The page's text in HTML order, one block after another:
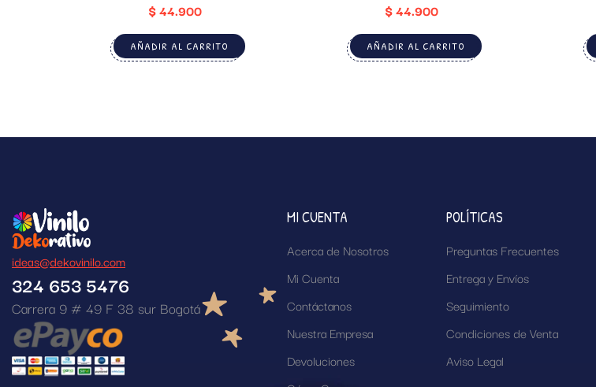
$44.900
AÑADIR AL CARRITO
$44.900
AÑADIR AL CARRITO
ideas@dekovinilo.com
324 653 5476
Carrera 9 # 49 F 38 sur Bogotá
MI CUENTA
Acerca de Nosotros
Mi Cuenta
Contáctanos
Nuestra Empresa
Devoluciones
POLÍTICAS
Preguntas Frecuentes
Entrega y Envíos
Seguimiento
Condiciones de Venta
Aviso Legal